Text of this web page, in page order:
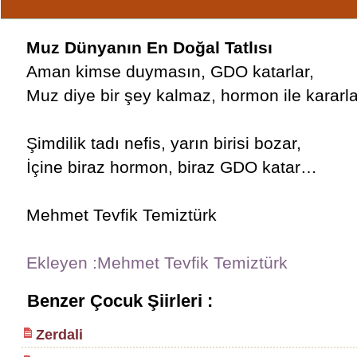
Muz Dünyanın En Doğal Tatlısı
Aman kimse duymasın, GDO katarlar,
Muz diye bir şey kalmaz, hormon ile
Şimdilik tadı nefis, yarın birisi bozar,
İçine biraz hormon, biraz GDO katar…
Mehmet Tevfik Temiztürk
Ekleyen :Mehmet Tevfik Temiztürk
Benzer Çocuk Şiirleri :
Zerdali